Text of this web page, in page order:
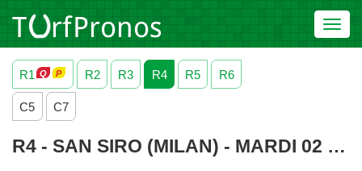
R1
R2 R3 R4 R5 R6
C5 C7
R4 - SAN SIRO (MILAN) - MARDI 02 JUIN 2026